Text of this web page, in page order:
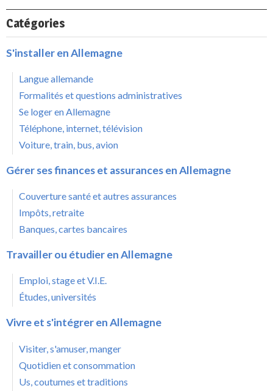
Catégories
S'installer en Allemagne
Langue allemande
Formalités et questions administratives
Se loger en Allemagne
Téléphone, internet, télévision
Voiture, train, bus, avion
Gérer ses finances et assurances en Allemagne
Couverture santé et autres assurances
Impôts, retraite
Banques, cartes bancaires
Travailler ou étudier en Allemagne
Emploi, stage et V.I.E.
Études, universités
Vivre et s'intégrer en Allemagne
Visiter, s'amuser, manger
Quotidien et consommation
Us, coutumes et traditions